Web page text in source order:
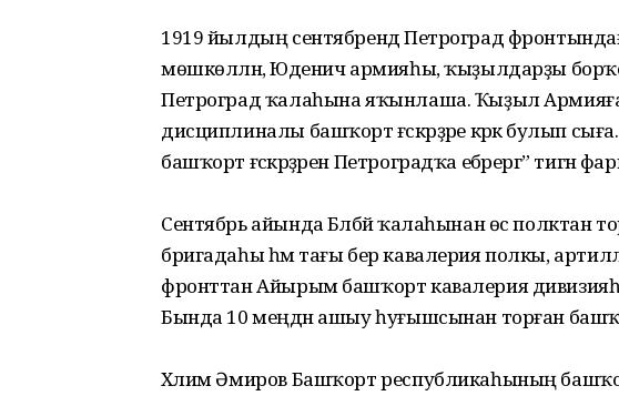
1919 йылдың сентябрендә Петроград
мөшкөлләнә, Юденич армияһы, ҡыҙылдарҙы
Петроград ҡалаһына яҡынлаша. Ҡыҙыл
дисциплиналы башҡорт ғәскәрҙәре кәрәк булып
башҡорт ғәскәрҙәрен Петроградҡа ебәрергә” тигән
Сентябрь айында Бәләбәй ҡалаһынан өс
бригадаһы һәм тағы бер кавалерия полкы,
фронттан Айырым башҡорт кавалерия
Бында 10 меңдән ашыу һуғышсынан торған
Хәлим Әмиров Башҡорт респуб­ликаһының башҡорт